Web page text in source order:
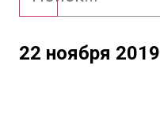
22 ноября 2019